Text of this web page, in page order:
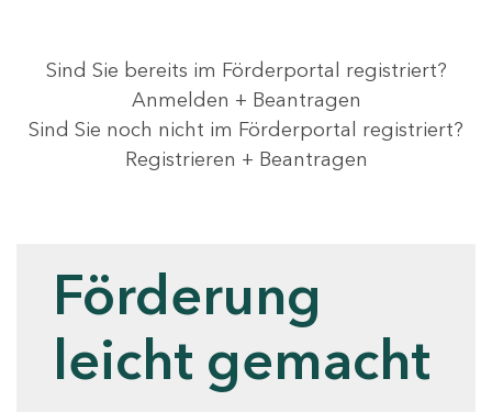
Sind Sie bereits im Förderportal registriert?
Anmelden + Beantragen
Sind Sie noch nicht im Förderportal registriert?
Registrieren + Beantragen
Förderung
leicht gemacht